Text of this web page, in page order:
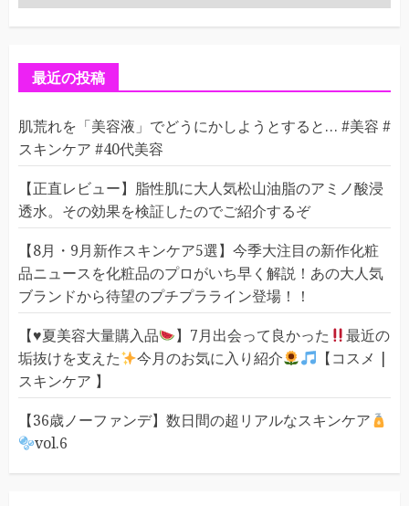
テ
ゴ
最近の投稿
肌荒れを「美容液」でどうにかしようとすると… #美容 #
スキンケア #40代美容
【正直レビュー】脂性肌に大人気松山油脂のアミノ酸浸
透水。その効果を検証したのでご紹介するぞ
【8月・9月新作スキンケア5選】今季大注目の新作化粧
品ニュースを化粧品のプロがいち早く解説！あの大人気
ブランドから待望のプチプラライン登場！！
【♥️夏美容大量購入品 】7月出会って良かった
最近の
垢抜けを支えた
今月のお気に入り紹介
【コスメ |
スキンケア 】
【36歳ノーファンデ】数日間の超リアルなスキンケア
vol.6